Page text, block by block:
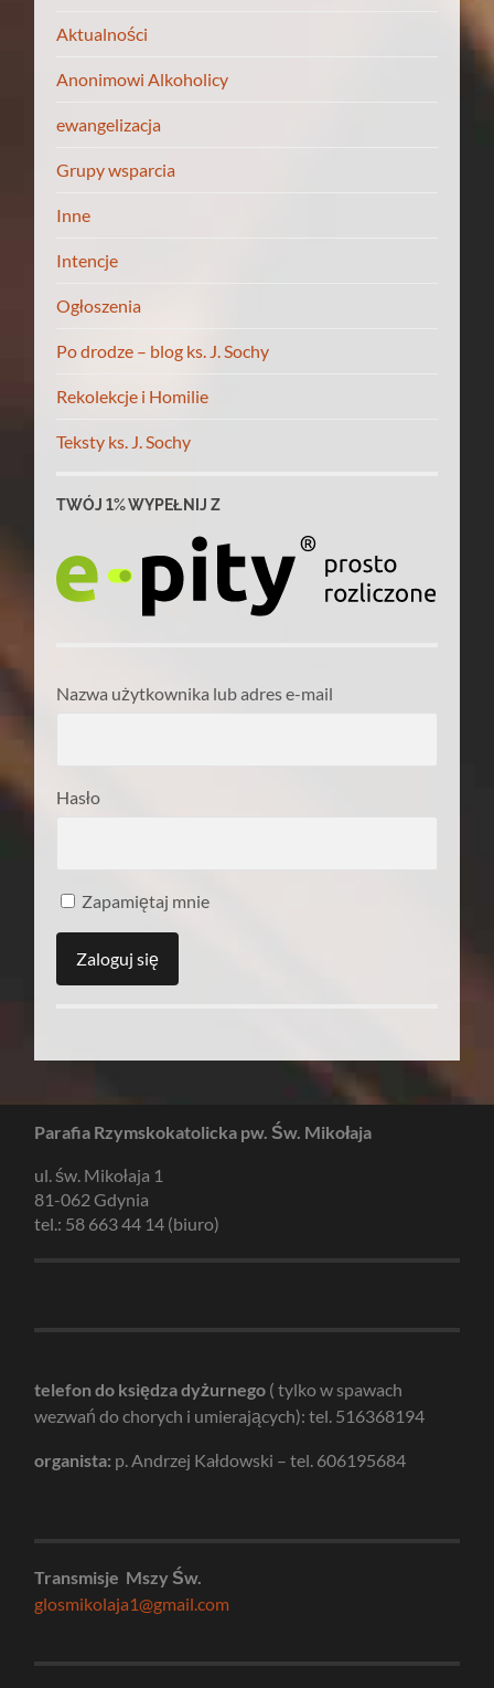
Aktualności
Anonimowi Alkoholicy
ewangelizacja
Grupy wsparcia
Inne
Intencje
Ogłoszenia
Po drodze – blog ks. J. Sochy
Rekolekcje i Homilie
Teksty ks. J. Sochy
TWÓJ 1% WYPEŁNIJ Z
Nazwa użytkownika lub adres e-mail
Hasło
Zapamiętaj mnie
Parafia Rzymskokatolicka pw. Św. Mikołaja
ul. św. Mikołaja 1
81-062 Gdynia
tel.: 58 663 44 14 (biuro)
telefon do księdza dyżurnego ( tylko w spawach
wezwań do chorych i umierających): tel. 516368194
organista: p. Andrzej Kałdowski – tel. 606195684
Transmisje Mszy Św.
glosmikolaja1@gmail.com